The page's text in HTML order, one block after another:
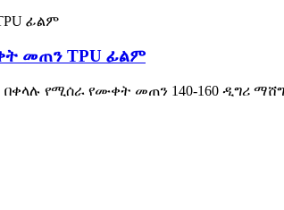
መጠን TPU ፊልም
የሚሰራ የሙቀት መጠን 140-160 ዲግሪ